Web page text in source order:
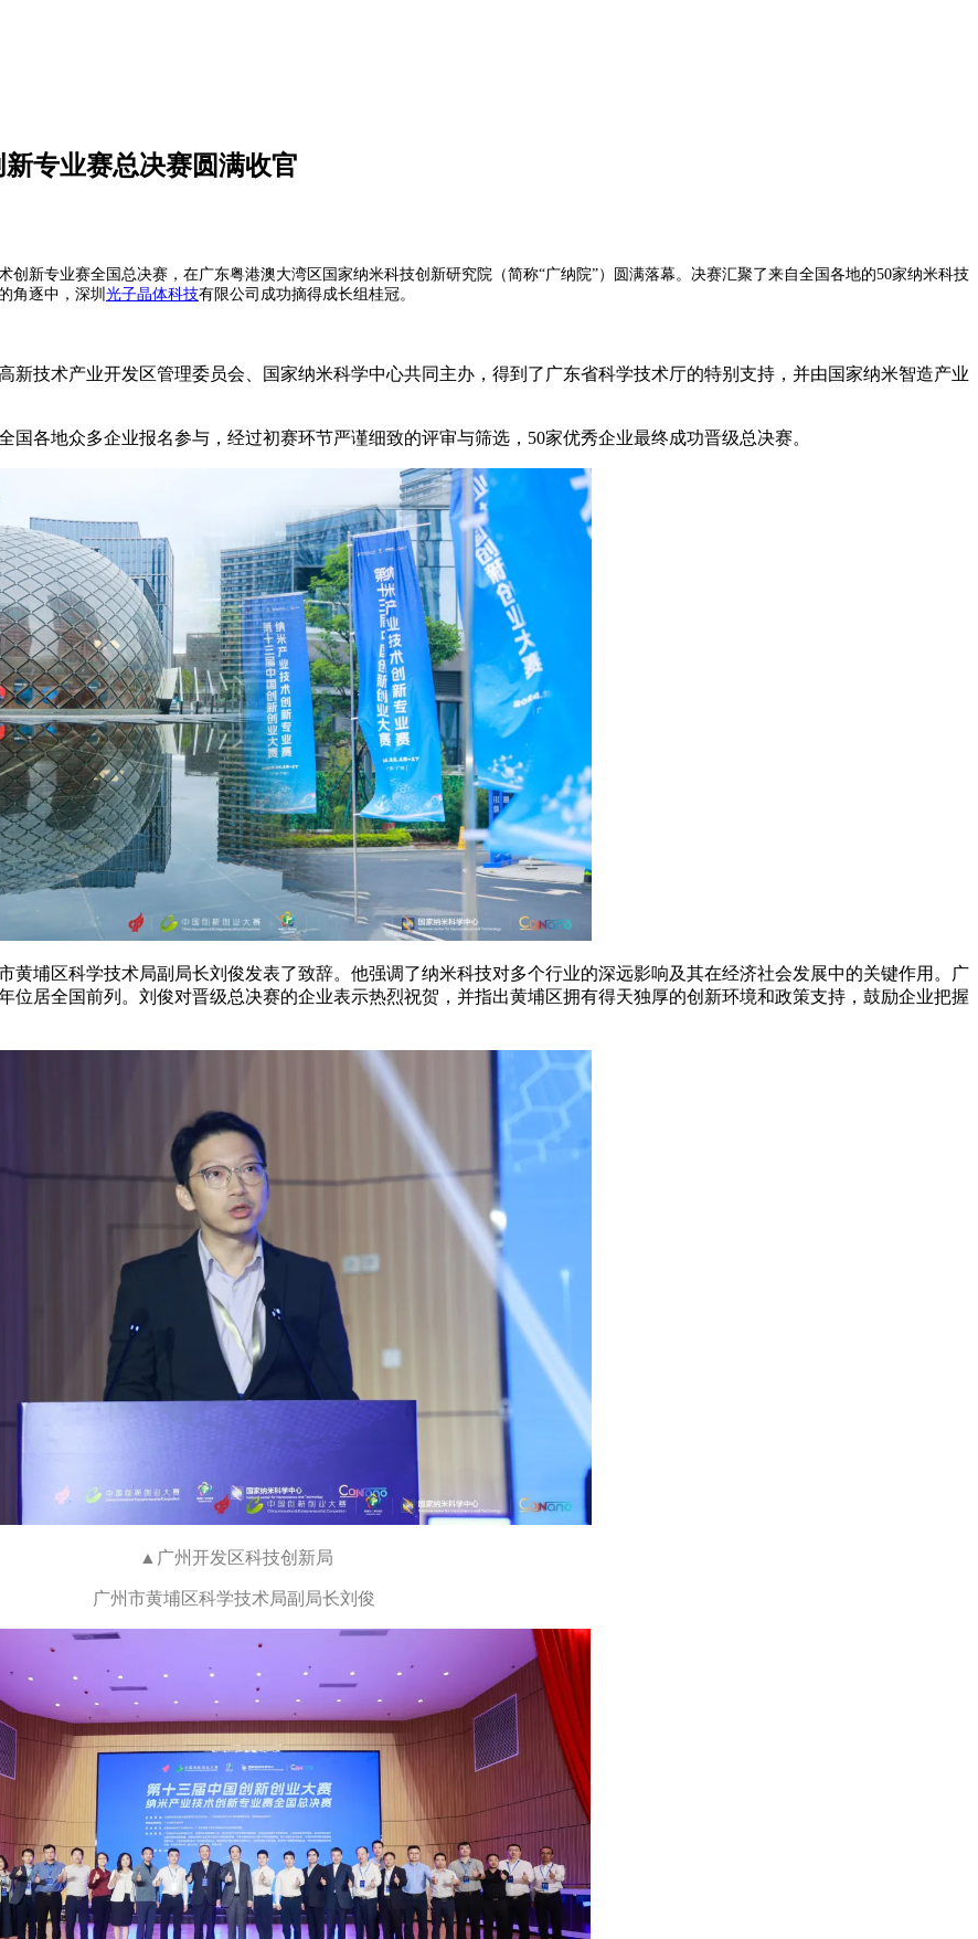
专业赛总决赛圆满收官
创新专业赛全国总决赛，在广东粤港澳大湾区国家纳米科技创新研究院（简称“广纳院”）圆满落幕。决赛汇聚了来自全国各地的50家纳米科技
角逐中，深圳 光子晶体科技有限公司成功摘得成长组桂冠。
新技术产业开发区管理委员会、国家纳米科学中心共同主办，得到了广东省科学技术厅的特别支持，并由国家纳米智造产业
各地众多企业报名参与，经过初赛环节严谨细致的评审与筛选，50家优秀企业最终成功晋级总决赛。
黄埔区科学技术局副局长刘俊发表了致辞。他强调了纳米科技对多个行业的深远影响及其在经济社会发展中的关键作用。广
居全国前列。刘俊对晋级总决赛的企业表示热烈祝贺，并指出黄埔区拥有得天独厚的创新环境和政策支持，鼓励企业把握
▲广州开发区科技创新局
广州市黄埔区科学技术局副局长刘俊